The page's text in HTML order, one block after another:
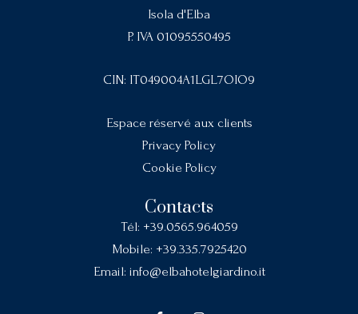
Isola d'Elba
P. IVA 01095550495
CIN: IT049004A1LGL7OIO9
Espace réservé aux clients
Privacy Policy
Cookie Policy
Contacts
Tél: +39.0565.964059
Mobile: +39.335.7925420
Email: info@elbahotelgiardino.it